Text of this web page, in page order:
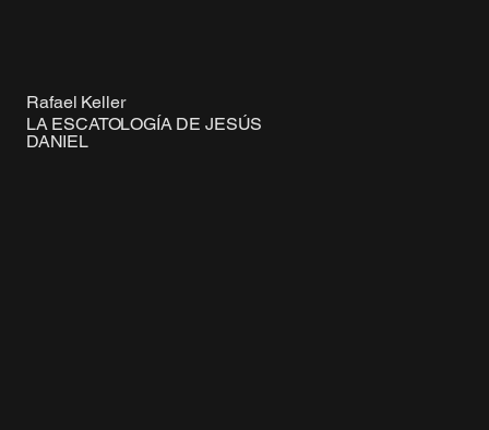
Rafael Keller
LA ESCATOLOGÍA DE JESÚS
DANIEL